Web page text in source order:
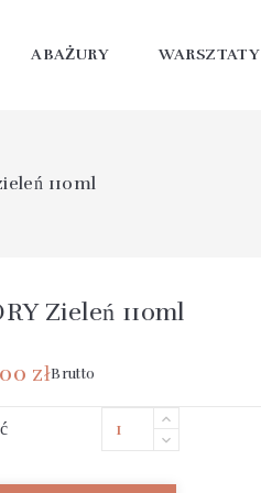
ABAŻURY WARSZTATY
110ml
Zieleń 110ml
złBrutto